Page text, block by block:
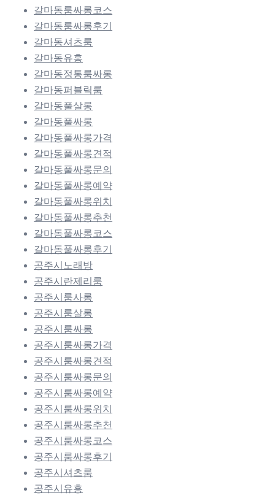
갈마동룸싸롱코스
갈마동룸싸롱후기
갈마동셔츠룸
갈마동유흥
갈마동정통룸싸롱
갈마동퍼블릭룸
갈마동풀살롱
갈마동풀싸롱
갈마동풀싸롱가격
갈마동풀싸롱견적
갈마동풀싸롱문의
갈마동풀싸롱예약
갈마동풀싸롱위치
갈마동풀싸롱추천
갈마동풀싸롱코스
갈마동풀싸롱후기
공주시노래방
공주시란제리룸
공주시룸사롱
공주시룸살롱
공주시룸싸롱
공주시룸싸롱가격
공주시룸싸롱견적
공주시룸싸롱문의
공주시룸싸롱예약
공주시룸싸롱위치
공주시룸싸롱추천
공주시룸싸롱코스
공주시룸싸롱후기
공주시셔츠룸
공주시유흥